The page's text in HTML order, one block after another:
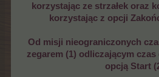
korzystając ze strzałek oraz
korzystając z opcji
Od misji nieograniczonych
zegarem (1) odliczającym
opcją Start